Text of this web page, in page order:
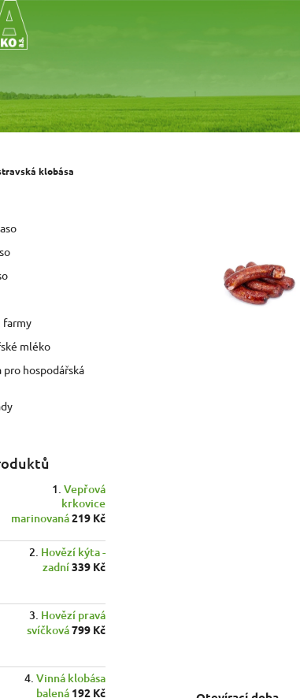
klobása
farmy
mléko
pro hospodářská
Vepřová
krkovice
marinovaná219 Kč
Hovězí kýta -
zadní339 Kč
Hovězí pravá
svíčková799 Kč
Vinná klobása
balená 192 Kč